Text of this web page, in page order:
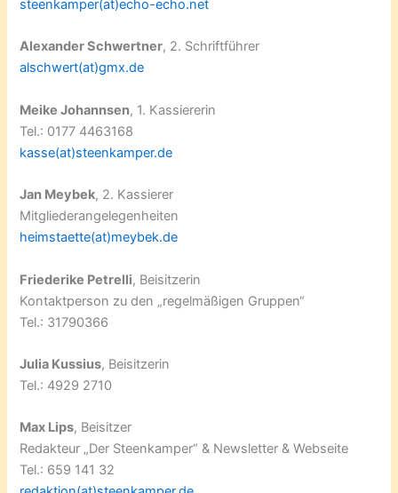
steenkamper(at)echo-echo.net
Alexander Schwertner, 2. Schriftführer
alschwert(at)gmx.de
Meike Johannsen, 1. Kassiererin
Tel.: 0177 4463168
kasse(at)steenkamper.de
Jan Meybek, 2. Kassierer
Mitgliederangelegenheiten
heimstaette(at)meybek.de
Friederike Petrelli, Beisitzerin
Kontaktperson zu den „regelmäßigen Gruppen“
Tel.: 31790366
Julia Kussius, Beisitzerin
Tel.: 4929 2710
Max Lips, Beisitzer
Redakteur „Der Steenkamper“ & Newsletter & Webseite
Tel.: 659 141 32